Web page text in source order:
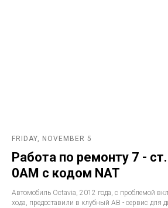
FRIDAY, NOVEMBER 5
Работа по ремонту 7 -
0AM с кодом NAT
Автомобиль Octavia, 2012 года, с проблемой
хода, предоставили в клубный АВ - сервис для